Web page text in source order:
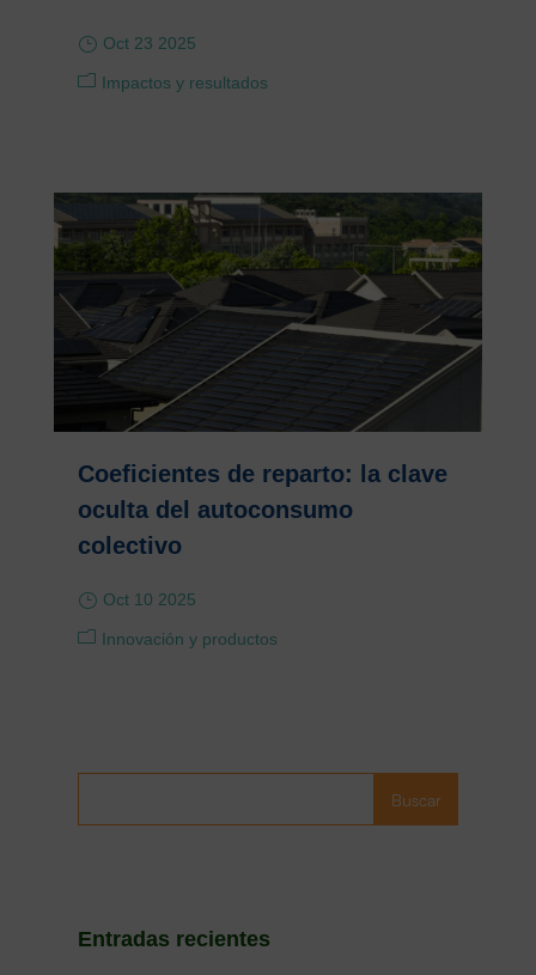
Oct 23 2025
Impactos y resultados
Coeficientes de reparto: la clave
oculta del autoconsumo
colectivo
Oct 10 2025
Innovación y productos
Buscar
Entradas recientes